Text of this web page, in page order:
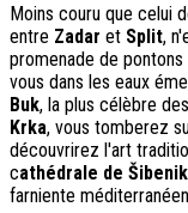
Moins couru que celui
entre Zadar et Split,
promenade de
vous dans les eaux
Buk, la plus célèbre
Krka, vous tomberez
découvrirez l'art
cathédrale de Šibenik
farniente